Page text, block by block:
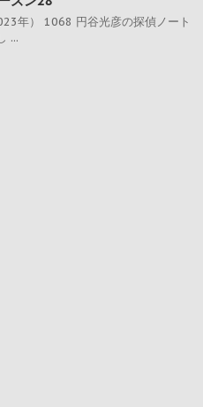
年） 1068 円谷光彦の探偵ノート
...